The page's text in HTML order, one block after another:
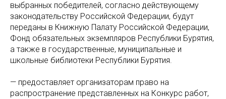
выбранных победителей, согласно действующему
законодательству Российской Федерации, будут
переданы в Книжную Палату Российской Федерации,
Фонд обязательных экземпляров Республики Бурятия,
а также в государственные, муниципальные и
школьные библиотеки Республики Бурятия.
— предоставляет организаторам право на
распространение представленных на Конкурс работ,